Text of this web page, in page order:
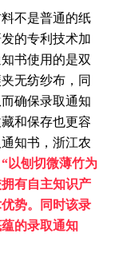
不是普通的纸
的专利技术加
书使用的是双
无纺纱布，同
确保录取通知
和保存也更容
知书，浙江农
“以刨切微薄竹为
有自主知识产
势。同时该录
的录取通知